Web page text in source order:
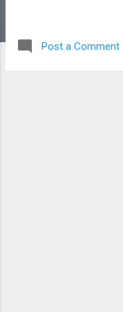
Post a Comment